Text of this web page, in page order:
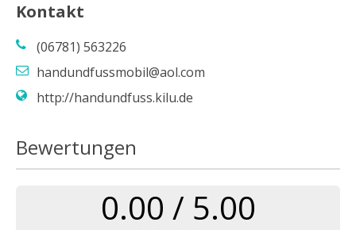
Kontakt
(06781) 563226
handundfussmobil@aol.com
http://handundfuss.kilu.de
Bewertungen
0.00 / 5.00